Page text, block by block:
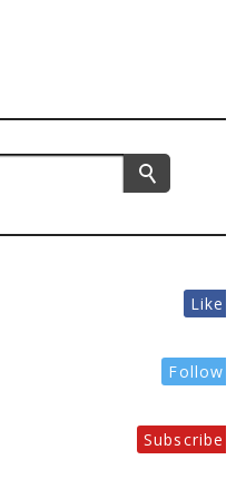
Like
Follow
Subscribe